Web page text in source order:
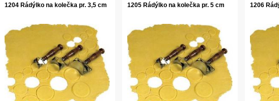
1204 Rádýlko na kolečka pr. 3,5 cm 1205 Rádýlko na kolečka pr. 5 cm 1206